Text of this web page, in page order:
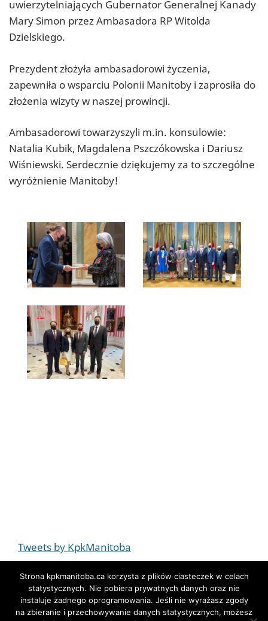
uwierzytelniających Gubernator Generalnej Kanady
Mary Simon przez Ambasadora RP Witolda
Dzielskiego.
Prezydent złożyła ambasadorowi życzenia,
zapewniła o wsparciu Polonii Manitoby i zaprosiła do
złożenia wizyty w naszej prowincji.
Ambasadorowi towarzyszyli m.in. konsulowie:
Natalia Kubik, Magdalena Pszczókowska i Dariusz
Wiśniewski. Serdecznie dziękujemy za to szczególne
wyróżnienie Manitoby!
Tweets by KpkManitoba
Strona kpkmanitoba.ca korzysta z plików ciasteczek w celach
statystycznych. Nie pobiera prywatnych danych oraz nie
instaluje żadnego oprogramowania. Jeśli nie wyrażasz zgody
na zbieranie i przechowywanie danych statystycznych, możesz